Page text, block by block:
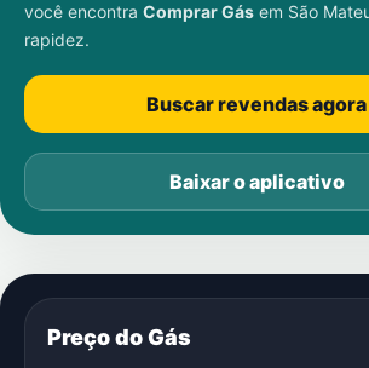
você encontra Comprar Gás em São
rapidez.
Buscar revendas agora
Baixar o aplicativo
Preço do Gás